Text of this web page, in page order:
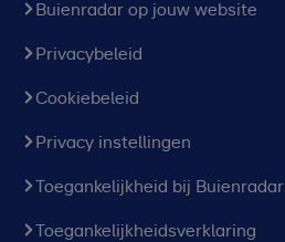
Buienradar op jouw website
Privacybeleid
Cookiebeleid
Privacy instellingen
Toegankelijkheid bij Buienradar
Toegankelijkheidsverklaring